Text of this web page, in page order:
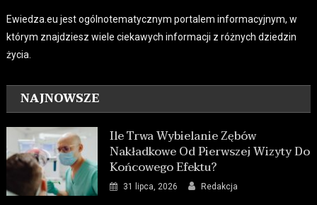
Ewiedza.eu jest ogólnotematycznym portalem informacyjnym, w
którym znajdziesz wiele ciekawych informacji z różnych dziedzin
życia.
NAJNOWSZE
Ile Trwa Wybielanie Zębów
Nakładkowe Od Pierwszej Wizyty Do
Końcowego Efektu?
31 lipca, 2026 Redakcja